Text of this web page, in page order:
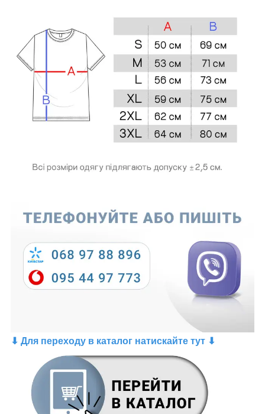
⬇ Для переходу в каталог натискайте тут ⬇